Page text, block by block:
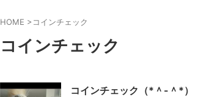
HOME >コインチェック
コインチェック
コインチェック（*＾-＾*）